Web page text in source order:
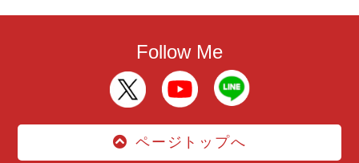
Follow Me
ページトップへ